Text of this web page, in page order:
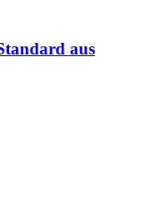
aus